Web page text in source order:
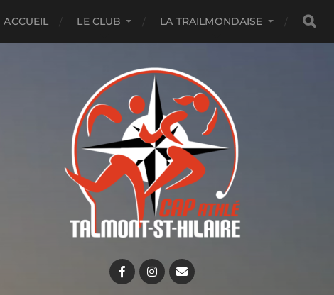
ACCUEIL LE CLUB LA TRAILMONDAISE